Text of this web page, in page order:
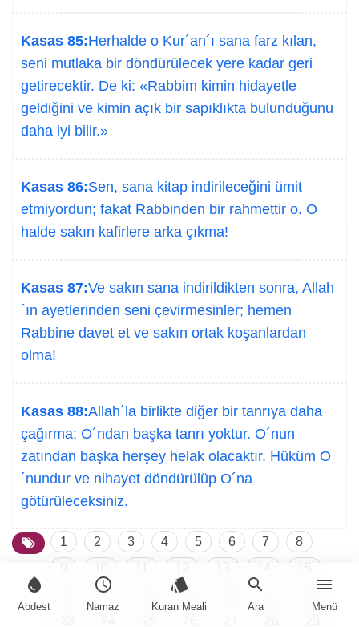
water_drop
Abdest
schedule
Namaz
style
Kuran Meali
search
Ara
menu
Menü
Kasas 85:Herhalde o Kur´an´ı sana farz kılan,
seni mutlaka bir döndürülecek yere kadar geri
getirecektir. De ki: «Rabbim kimin hidayetle
geldiğini ve kimin açık bir sapıklıkta bulunduğunu
daha iyi bilir.»
Kasas 86:Sen, sana kitap indirileceğini ümit
etmiyordun; fakat Rabbinden bir rahmettir o. O
halde sakın kafirlere arka çıkma!
Kasas 87:Ve sakın sana indirildikten sonra, Allah
´ın ayetlerinden seni çevirmesinler; hemen
Rabbine davet et ve sakın ortak koşanlardan
olma!
Kasas 88:Allah´la birlikte diğer bir tanrıya daha
çağırma; O´ndan başka tanrı yoktur. O´nun
zatından başka herşey helak olacaktır. Hüküm O
´nundur ve nihayet döndürülüp O´na
götürüleceksiniz.
1 2 3 4 5 6 7
8
17 19